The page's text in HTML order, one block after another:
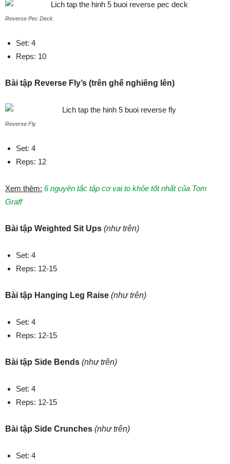
Reverse Pec Deck
Set: 4
Reps: 10
Bài tập Reverse Fly’s (trên ghế nghiêng lên)
Reverse Fly
Set: 4
Reps: 12
Xem thêm: 6 nguyên tắc tập cơ vai to khỏe tốt nhất của Tom
Graff
Bài tập Weighted Sit Ups (như trên)
Set: 4
Reps: 12-15
Bài tập Hanging Leg Raise (như trên)
Set: 4
Reps: 12-15
Bài tập Side Bends (như trên)
Set: 4
Reps: 12-15
Bài tập Side Crunches (như trên)
Set: 4